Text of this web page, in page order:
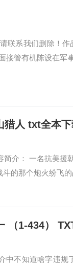
联系我们删除
接管有机陈设在军
人 txt全本下
介： 一名抗美
的那个炮火纷飞
（1-434）
中不知道啥字违